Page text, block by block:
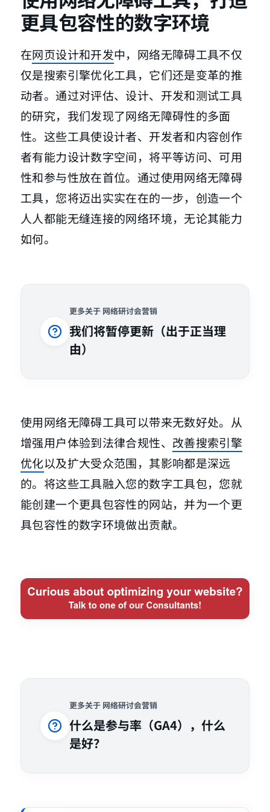
更具包容性的数字环境
在网页设计和开发中，网络无障碍工具不仅
仅是搜索引擎优化工具，它们还是变革的推
动者。通过对评估、设计、开发和测试工具
的研究，我们发现了网络无障碍性的多面
性。这些工具使设计者、开发者和内容创作
者有能力设计数字空间，将平等访问、可用
性和参与性放在首位。通过使用网络无障碍
工具，您将迈出实实在在的一步，创造一个
人人都能无缝连接的网络环境，无论其能力
如何。
更多关于 网络研讨会营销
我们将暂停更新（出于正当理
由）
使用网络无障碍工具可以带来无数好处。从
增强用户体验到法律合规性、 改善搜索引擎
优化以及扩大受众范围，其影响都是深远
的。将这些工具融入您的数字工具包，您就
能创建一个更具包容性的网站，并为一个更
具包容性的数字环境做出贡献。
更多关于 网络研讨会营销
什么是参与率（GA4），什么
是好？